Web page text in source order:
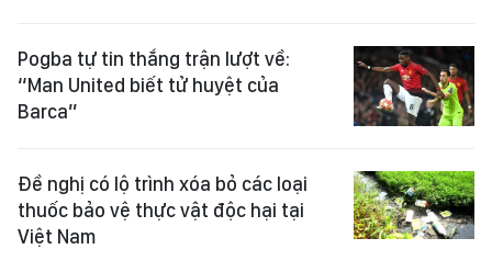
Pogba tự tin thắng trận lượt về:
“Man United biết tử huyệt của
Barca”
Đề nghị có lộ trình xóa bỏ các loại
thuốc bảo vệ thực vật độc hại tại
Việt Nam